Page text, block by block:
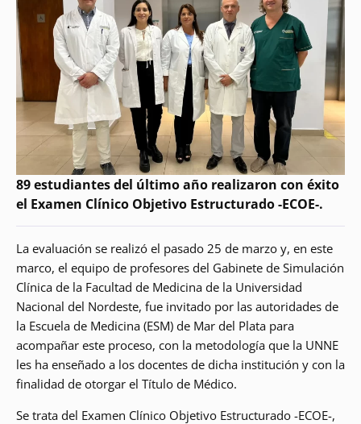
89 estudiantes del último año realizaron con éxito
el Examen Clínico Objetivo Estructurado -ECOE-.
La evaluación se realizó el pasado 25 de marzo y, en este
marco, el equipo de profesores del Gabinete de Simulación
Clínica de la Facultad de Medicina de la Universidad
Nacional del Nordeste, fue invitado por las autoridades de
la Escuela de Medicina (ESM) de Mar del Plata para
acompañar este proceso, con la metodología que la UNNE
les ha enseñado a los docentes de dicha institución y con la
finalidad de otorgar el Título de Médico.
Se trata del Examen Clínico Objetivo Estructurado -ECOE-,